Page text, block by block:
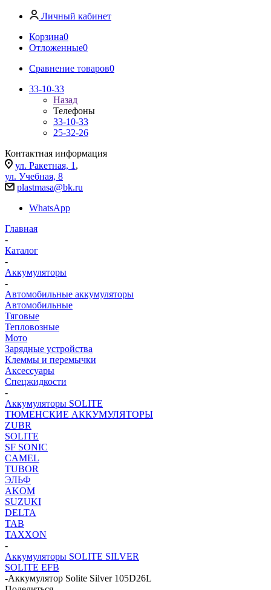
Личный кабинет
Корзина0
Отложенные0
Сравнение товаров0
33-10-33
Назад
Телефоны
33-10-33
25-32-26
Контактная информация
ул. Ракетная, 1 ,
ул. Учебная, 8
plastmasa@bk.ru
WhatsApp
Главная
-
Каталог
-
Аккумуляторы
-
Автомобильные аккумуляторы
Автомобильные
Тяговые
Тепловозные
Мото
Зарядные устройства
Клеммы и перемычки
Аксессуары
Спецжидкости
-
Аккумуляторы SOLITE
ТЮМЕНСКИЕ АККУМУЛЯТОРЫ
ZUBR
SOLITE
SF SONIC
CAMEL
TUBOR
ЭЛЬФ
AKOM
SUZUKI
DELTA
TAB
TAXXON
-
Аккумуляторы SOLITE SILVER
SOLITE EFB
-Аккумулятор Solite Silver 105D26L